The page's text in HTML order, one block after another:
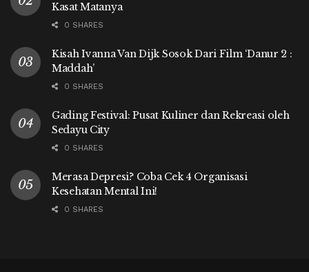
Kasat Matanya
0 SHARES
Kisah Ivanna Van Dijk Sosok Dari Film ‘Danur 2 :
Maddah’
0 SHARES
Gading Festival: Pusat Kuliner dan Rekreasi oleh
Sedayu City
0 SHARES
Merasa Depresi? Coba Cek 4 Organisasi
Kesehatan Mental Ini!
0 SHARES